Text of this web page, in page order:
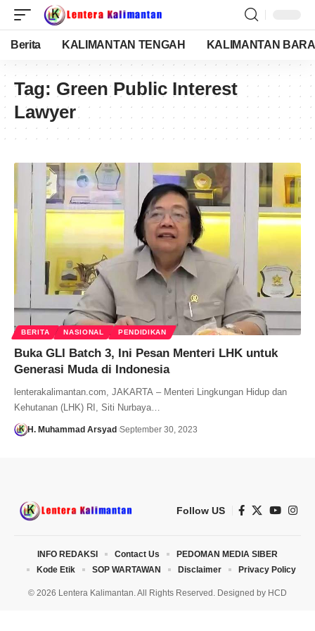
Berita KALIMANTAN TENGAH KALIMANTAN
Tag: Green Public Interest
Lawyer
BERITA NASIONAL PENDIDIKAN
Buka GLI Batch 3, Ini Pesan Menteri LHK untuk
Generasi Muda di Indonesia
lenterakalimantan.com, JAKARTA – Menteri Lingkungan Hidup dan
Kehutanan (LHK) RI, Siti Nurbaya…
H. Muhammad Arsyad September 30, 2023
Follow US
© 2026 Lentera Kalimantan. All Rights Reserved. Designed by HCD
INFO REDAKSI Contact Us
PEDOMAN MEDIA SIBER
Kode Etik
SOP WARTAWAN Disclaimer Privacy Policy